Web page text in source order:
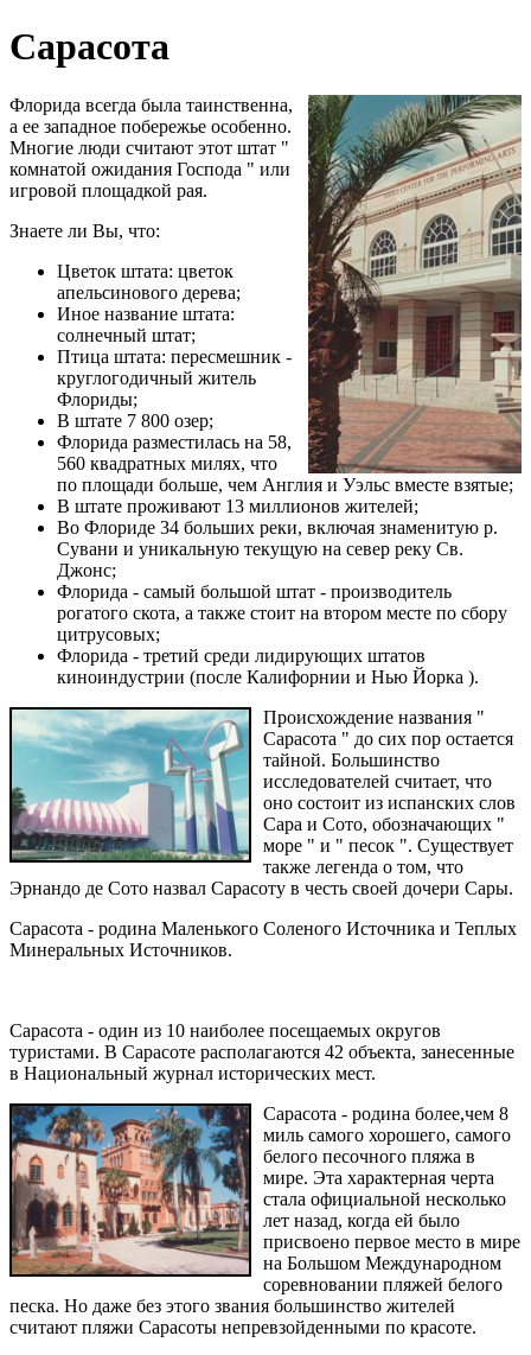
Сарасота
Флорида всегда была таинственна,
а ее западное побережье особенно.
Многие люди считают этот штат "
комнатой ожидания Господа " или
игровой площадкой рая.
Знаете ли Вы, что:
Цветок штата: цветок
апельсинового дерева;
Иное название штата:
солнечный штат;
Птица штата: пересмешник -
круглогодичный житель
Флориды;
В штате 7 800 озер;
Флорида разместилась на 58,
560 квадратных милях, что
по площади больше, чем Англия и Уэльс вместе взятые;
В штате проживают 13 миллионов жителей;
Во Флориде 34 больших реки, включая знаменитую р.
Сувани и уникальную текущую на север реку Св.
Джонс;
Флорида - самый большой штат - производитель
рогатого скота, а также стоит на втором месте по сбору
цитрусовых;
Флорида - третий среди лидирующих штатов
киноиндустрии (после Калифорнии и Нью Йорка ).
Происхождение названия "
Сарасота " до сих пор остается
тайной. Большинство
исследователей считает, что
оно состоит из испанских слов
Сара и Сото, обозначающих "
море " и " песок ". Существует
также легенда о том, что
Эрнандо де Сото назвал Сарасоту в честь своей дочери Сары.
Cарасота - родина Маленького Соленого Источника и Теплых
Минеральных Источников.
Сарасота - один из 10 наиболее посещаемых округов
туристами. В Сарасоте располагаются 42 объекта, занесенные
в Национальный журнал исторических мест.
Сарасотa - родина более,чем 8
миль самого хорошего, самого
белого песочного пляжа в
мире. Эта характерная черта
стала официальной несколько
лет назад, когда ей было
присвоено первое место в мире
на Большом Международном
соревновании пляжей белого
песка. Но даже без этого звания большинство жителей
считают пляжи Сарасоты непревзойденными по красоте.